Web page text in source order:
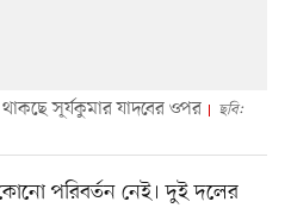
সূর্যকুমার যাদবের ওপর
ছবি:
পরিবর্তন নেই। দুই দলের